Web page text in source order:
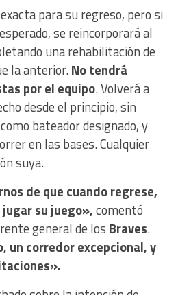
para su regreso, pero si
se reincorporará al
una rehabilitación de
la anterior.No tendrá
por el equipo. Volverá a
desde el principio, sin
bateador designado, y
en las bases. Cualquier
suya.
de que cuando regrese,
jugar su juego»,comentó
general de los Braves.
un corredor excepcional, y